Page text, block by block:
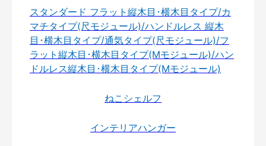
スタンダード フラット縦木目･横木目タイプ/カ
マチタイプ(尺モジュール)/ハンドルレス 縦木
目･横木目タイプ/通気タイプ(尺モジュール)/フ
ラット縦木目･横木目タイプ(Mモジュール)/ハン
ドルレス縦木目･横木目タイプ(Mモジュール)
ねこシェルフ
インテリアハンガー